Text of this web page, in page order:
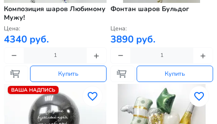
Композиция шаров Любимому
Мужу!
Цена:
4340 руб.
Купить
Фонтан шаров Бульдог
Цена:
3890 руб.
Купить
ВАША НАДПИСЬ